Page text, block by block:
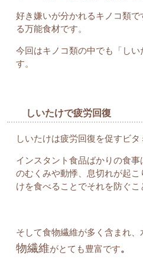
好き嫌いが分かれるキノコ類
る万能食材です。
今回はキノコ類の中でも「しい
す。
しいたけで疲労回復
しいたけは疲労回復を促すビタ
インスタント食品ばかりの食
のむくみや動悸、息切れが起
けを食べることでそれを防ぐこ
そして食物繊維が多く含まれ、
物繊維がとても豊富です。